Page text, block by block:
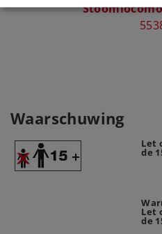
Waarschuwing
Let
de
Let
de